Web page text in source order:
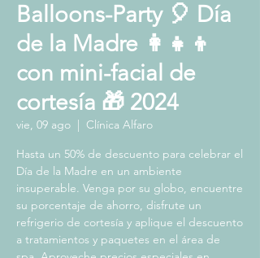
Balloons-Party 🎈 Día
de la Madre 👩‍👧‍👦
con mini-facial de
cortesía 🎁 2024
vie, 09 ago
  |
Clínica Alfaro
Hasta un 50% de descuento para celebrar el
Día de la Madre en un ambiente
insuperable. Venga por su globo, encuentre
su porcentaje de ahorro, disfrute un
refrigerio de cortesía y aplique el descuento
a tratamientos y paquetes en el área de